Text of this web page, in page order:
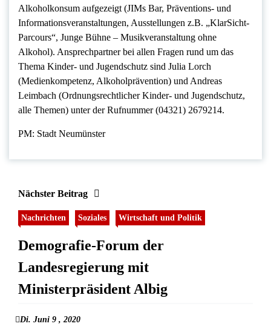
Alkoholkonsum aufgezeigt (JIMs Bar, Präventions- und
Informationsveranstaltungen, Ausstellungen z.B. „KlarSicht-
Parcours“, Junge Bühne – Musikveranstaltung ohne
Alkohol). Ansprechpartner bei allen Fragen rund um das
Thema Kinder- und Jugendschutz sind Julia Lorch
(Medienkompetenz, Alkoholprävention) und Andreas
Leimbach (Ordnungsrechtlicher Kinder- und Jugendschutz,
alle Themen) unter der Rufnummer (04321) 2679214.
PM: Stadt Neumünster
Nächster Beitrag
Nachrichten Soziales Wirtschaft und Politik
Demografie-Forum der
Landesregierung mit
Ministerpräsident Albig
Di. Juni 9 , 2020